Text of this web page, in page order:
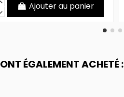
Ajouter au panier
ÉGALEMENT ACHETÉ :